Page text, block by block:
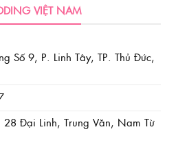
VIỆT NAM
Số 9, P. Linh Tây, TP. Thủ Đức,
Đại Linh, Trung Văn, Nam Từ